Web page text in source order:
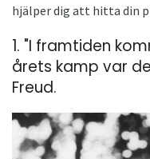
hjälper dig att hitta din
1. "I framtiden
årets kamp var
Freud.